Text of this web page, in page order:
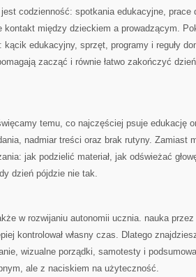
codzienność: spotkania edukacyjne, prace
kontakt między dzieckiem a prowadzącym.
kącik edukacyjny, sprzęt, programy i reguły
zacząć i równie łatwo zakończyć
temu, co najczęściej psuje edukację
nadmiar treści oraz brak rutyny. Zamiast
jak podzielić materiał, jak odświeżać
dzień pójdzie nie tak.
w rozwijaniu autonomii ucznia. nauka
kontrolował własny czas. Dlatego
wizualne porządki, samotesty i
ale z naciskiem na użyteczność.